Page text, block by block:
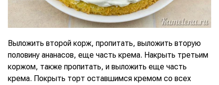
Выложить второй корж, пропитать, выложить вторую
половину ананасов, еще часть крема. Накрыть третьим
коржом, также пропитать, и выложить еще часть
крема. Покрыть торт оставшимся кремом со всех